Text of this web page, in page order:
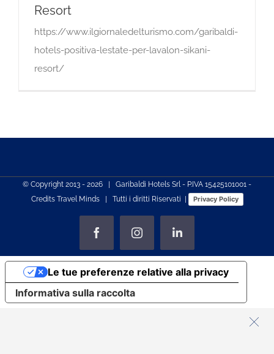
Resort
https://www.ilgiornaledelturismo.com/garibaldi-
hotels-positiva-lestate-per-lavalon-sikani-
resort/
© Copyright 2013 - 2026 | Garibaldi Hotels Srl - P.IVA 15425101001 -
Credits Travel Minds| Tutti i diritti Riservati | Privacy Policy
FacebookInstagramLinkedIn
Informativa sulla raccolta
Le tue preferenze relative alla privacy